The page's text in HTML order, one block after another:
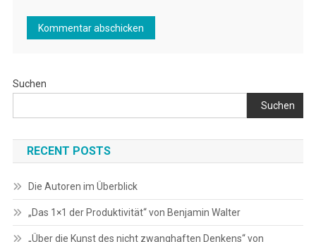
Suchen
Suchen
RECENT POSTS
Die Autoren im Überblick
„Das 1×1 der Produktivität“ von Benjamin Walter
„Über die Kunst des nicht zwanghaften Denkens“ von